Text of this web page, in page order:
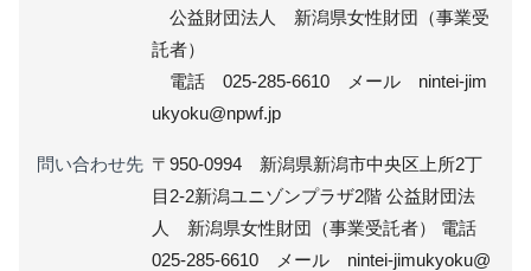
公益財団法人 新潟県女性財団（事業受
託者）
電話 025-285-6610 メール nintei-jim
ukyoku@npwf.jp
問い合わせ先 〒950-0994 新潟県新潟市中央区上所2丁
目2-2新潟ユニゾンプラザ2階 公益財団法
人 新潟県女性財団（事業受託者） 電話
025-285-6610 メール nintei-jimukyoku@